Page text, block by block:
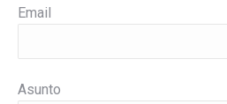
Email
Asunto